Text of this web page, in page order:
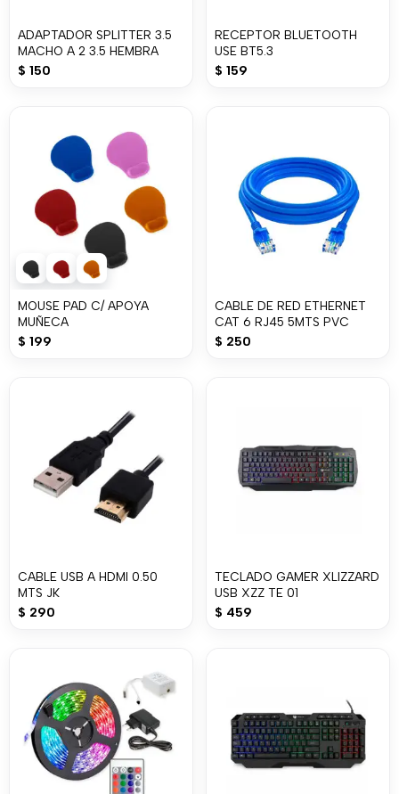
ADAPTADOR SPLITTER 3.5
MACHO A 2 3.5 HEMBRA
$ 150
RECEPTOR BLUETOOTH
USE BT5.3
$ 159
MOUSE PAD C/ APOYA
MUÑECA
$ 199
CABLE DE RED ETHERNET
CAT 6 RJ45 5MTS PVC
$ 250
CABLE USB A HDMI 0.50
MTS JK
$ 290
TECLADO GAMER XLIZZARD
USB XZZ TE 01
$ 459